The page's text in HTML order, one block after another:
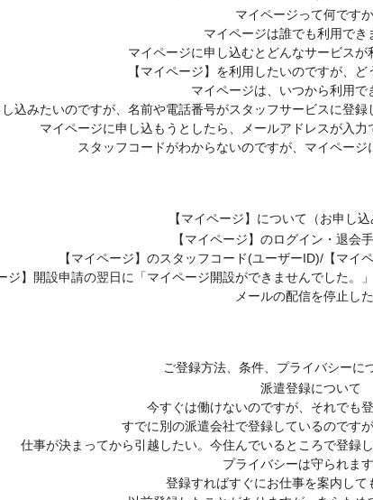
マイページって何です
マイページは誰でも利用でき
マイページに申し込むとどんなサービスが
【マイページ】を利用したいのですが、
マイページは、いつから利用で
込みたいのですが、名前や電話番号がスタッフサービスに登
マイページに申し込もうとしたら、メールアドレスが入
スタッフコードがわからないのですが、マイページ
【マイページ】について（お申し込
【マイページ】のログイン・退会
【マイページ】のスタッフコード(ユーザーID)/【マイ
ジ】開設申請の翌日に「マイページ開設ができませんでした。
メールの配信を停止し
ご登録方法、条件、プライバシーに
派遣登録について
今すぐは働けないのですが、それでも
すでに別の派遣会社で登録しているのです
仕事が決まってから引越したい。今住んでいるところで登録
プライバシーは守られま
登録すればすぐにお仕事を案内して